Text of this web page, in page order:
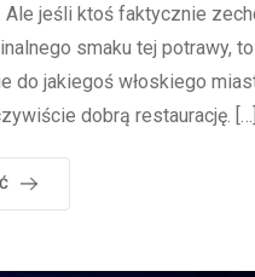
Ale jeśli ktoś faktycznie
smaku tej potrawy,
do jakiegoś włoskiego
dobrą restaurację. […]